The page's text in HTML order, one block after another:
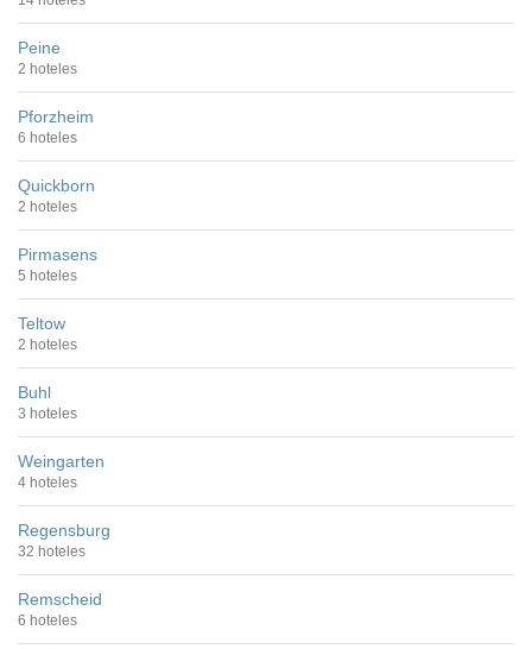
Peine
2 hoteles
Pforzheim
6 hoteles
Quickborn
2 hoteles
Pirmasens
5 hoteles
Teltow
2 hoteles
Buhl
3 hoteles
Weingarten
4 hoteles
Regensburg
32 hoteles
Remscheid
6 hoteles